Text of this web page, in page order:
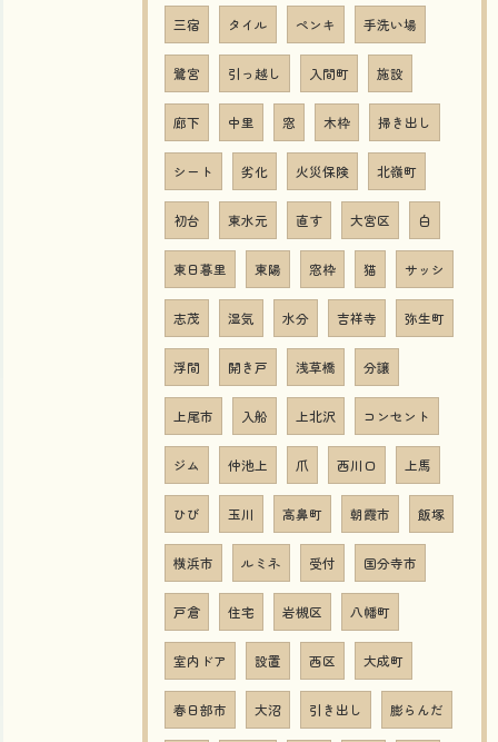
三宿 タイル ペンキ 手洗い場
鷺宮 引っ越し 入間町 施設
廊下 中里 窓 木枠 掃き出し
シート 劣化 火災保険 北嶺町
初台 東水元 直す 大宮区 白
東日暮里 東陽 窓枠 猫 サッシ
志茂 湿気 水分 吉祥寺 弥生町
浮間 開き戸 浅草橋 分譲
上尾市 入船 上北沢 コンセント
ジム 仲池上 爪 西川口 上馬
ひび 玉川 高鼻町 朝霞市 飯塚
横浜市 ルミネ 受付 国分寺市
戸倉 住宅 岩槻区 八幡町
室内ドア 設置 西区 大成町
春日部市 大沼 引き出し 膨らんだ